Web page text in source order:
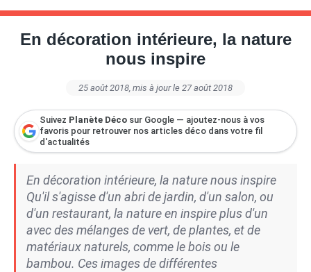
En décoration intérieure, la nature
nous inspire
25 août 2018, mis à jour le 27 août 2018
Suivez Planète Déco sur Google — ajoutez-nous à vos
favoris pour retrouver nos articles déco dans votre fil
d'actualités
En décoration intérieure, la nature nous inspire
Qu'il s'agisse d'un abri de jardin, d'un salon, ou
d'un restaurant, la nature en inspire plus d'un
avec des mélanges de vert, de plantes, et de
matériaux naturels, comme le bois ou le
bambou. Ces images de différentes